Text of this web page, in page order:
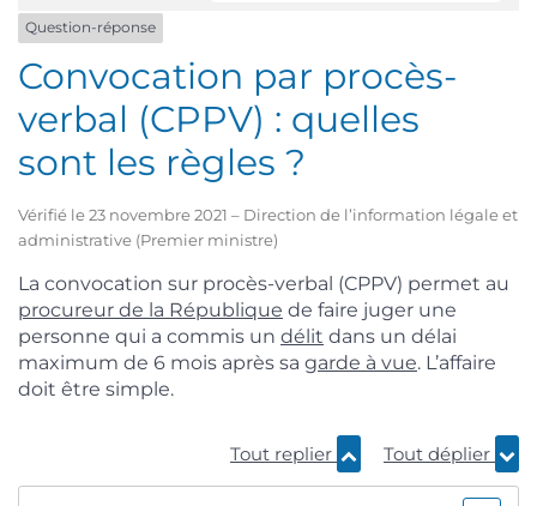
Question-réponse
Convocation par procès-
verbal (CPPV) : quelles
sont les règles ?
Vérifié le 23 novembre 2021 – Direction de l’information légale et
administrative (Premier ministre)
La convocation sur procès-verbal (CPPV) permet au
procureur de la République de faire juger une
personne qui a commis un délit dans un délai
maximum de 6 mois après sa garde à vue. L’affaire
doit être simple.
Tout replier Tout déplier